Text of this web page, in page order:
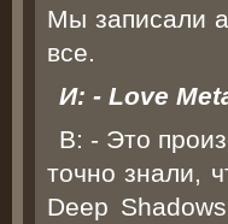
Мы записали
все.
И: - Love
В: - Это
точно знали,
Deep